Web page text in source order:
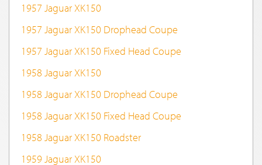
1957 Jaguar XK150
1957 Jaguar XK150 Drophead Coupe
1957 Jaguar XK150 Fixed Head Coupe
1958 Jaguar XK150
1958 Jaguar XK150 Drophead Coupe
1958 Jaguar XK150 Fixed Head Coupe
1958 Jaguar XK150 Roadster
1959 Jaguar XK150